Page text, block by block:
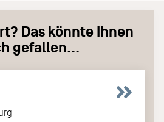
Das könnte Ihnen
gefallen...